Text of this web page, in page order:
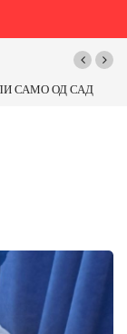
САМО ОД САД